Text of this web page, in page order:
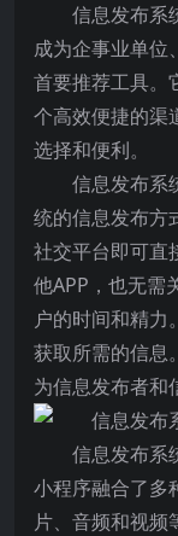
信息发布系
成为企事业单位
首要推荐工具。
个高效便捷的渠
选择和便利。
信息发布系
统的信息发布方
社交平台即可直
他APP，也无需
户的时间和精
获取所需的信息
为信息发布者和
信息发布系
小程序融合了多
片、音频和视频